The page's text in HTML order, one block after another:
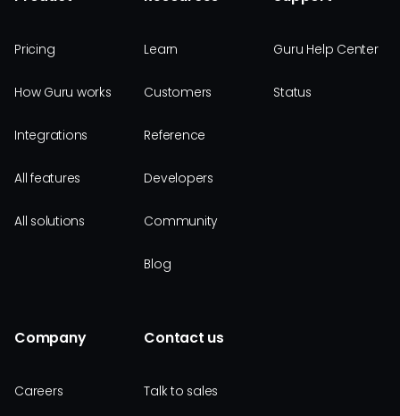
Pricing
How Guru works
Integrations
All features
All solutions
Learn
Customers
Reference
Developers
Community
Blog
Guru Help Center
Status
Company
Careers
Contact us
Talk to sales